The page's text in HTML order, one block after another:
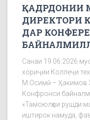
ҚАДРДОНИИ
ДИРЕКТОРИ
ДАР
Санаи 19.06.2026
хориҷии Коллеҷи
М.Осимӣ – Ҳакимов
Конфронси
«Тамоюлҳои рушди
иштирок намуда,